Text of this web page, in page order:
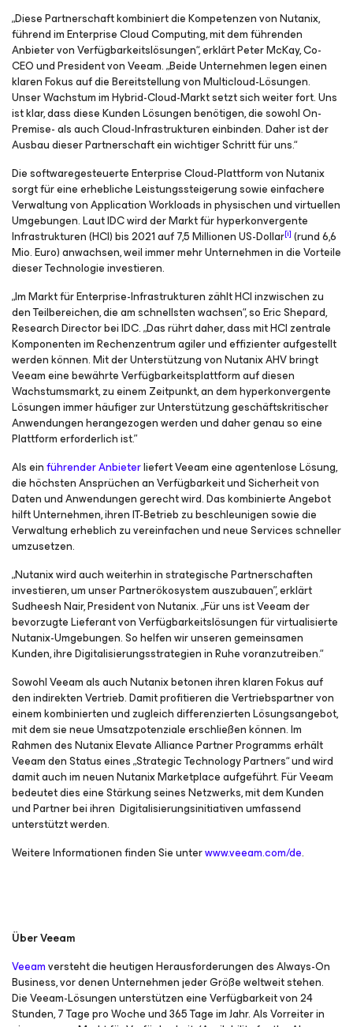
„Diese Partnerschaft kombiniert die Kompetenzen von Nutanix,
führend im Enterprise Cloud Computing, mit dem führenden
Anbieter von Verfügbarkeitslösungen“, erklärt Peter McKay, Co-
CEO und President von Veeam. „Beide Unternehmen legen einen
klaren Fokus auf die Bereitstellung von Multicloud-Lösungen.
Unser Wachstum im Hybrid-Cloud-Markt setzt sich weiter fort. Uns
ist klar, dass diese Kunden Lösungen benötigen, die sowohl On-
Premise- als auch Cloud-Infrastrukturen einbinden. Daher ist der
Ausbau dieser Partnerschaft ein wichtiger Schritt für uns.“
Die softwaregesteuerte Enterprise Cloud-Plattform von Nutanix
sorgt für eine erhebliche Leistungssteigerung sowie einfachere
Verwaltung von Application Workloads in physischen und virtuellen
Umgebungen. Laut IDC wird der Markt für hyperkonvergente
Infrastrukturen (HCI) bis 2021 auf 7,5 Millionen US-Dollar[i] (rund 6,6
Mio. Euro) anwachsen, weil immer mehr Unternehmen in die Vorteile
dieser Technologie investieren.
„Im Markt für Enterprise-Infrastrukturen zählt HCI inzwischen zu
den Teilbereichen, die am schnellsten wachsen“, so Eric Shepard,
Research Director bei IDC. „Das rührt daher, dass mit HCI zentrale
Komponenten im Rechenzentrum agiler und effizienter aufgestellt
werden können. Mit der Unterstützung von Nutanix AHV bringt
Veeam eine bewährte Verfügbarkeitsplattform auf diesen
Wachstumsmarkt, zu einem Zeitpunkt, an dem hyperkonvergente
Lösungen immer häufiger zur Unterstützung geschäftskritischer
Anwendungen herangezogen werden und daher genau so eine
Plattform erforderlich ist.”
Als einführender Anbieterliefert Veeam eine agentenlose Lösung,
die höchsten Ansprüchen an Verfügbarkeit und Sicherheit von
Daten und Anwendungen gerecht wird. Das kombinierte Angebot
hilft Unternehmen, ihren IT-Betrieb zu beschleunigen sowie die
Verwaltung erheblich zu vereinfachen und neue Services schneller
umzusetzen.
„Nutanix wird auch weiterhin in strategische Partnerschaften
investieren, um unser Partnerökosystem auszubauen”, erklärt
Sudheesh Nair, President von Nutanix. „Für uns ist Veeam der
bevorzugte Lieferant von Verfügbarkeitslösungen für virtualisierte
Nutanix-Umgebungen. So helfen wir unseren gemeinsamen
Kunden, ihre Digitalisierungsstrategien in Ruhe voranzutreiben.“
Sowohl Veeam als auch Nutanix betonen ihren klaren Fokus auf
den indirekten Vertrieb. Damit profitieren die Vertriebspartner von
einem kombinierten und zugleich differenzierten Lösungsangebot,
mit dem sie neue Umsatzpotenziale erschließen können. Im
Rahmen des Nutanix Elevate Alliance Partner Programms erhält
Veeam den Status eines „Strategic Technology Partners“ und wird
damit auch im neuen Nutanix Marketplace aufgeführt. Für Veeam
bedeutet dies eine Stärkung seines Netzwerks, mit dem Kunden
und Partner bei ihren Digitalisierungsinitiativen umfassend
unterstützt werden.
Weitere Informationen finden Sie unterwww.veeam.com/de.
Über Veeam
Veeamversteht die heutigen Herausforderungen des Always-On
Business, vor denen Unternehmen jeder Größe weltweit stehen.
Die Veeam-Lösungen unterstützen eine Verfügbarkeit von 24
Stunden, 7 Tage pro Woche und 365 Tage im Jahr. Als Vorreiter in